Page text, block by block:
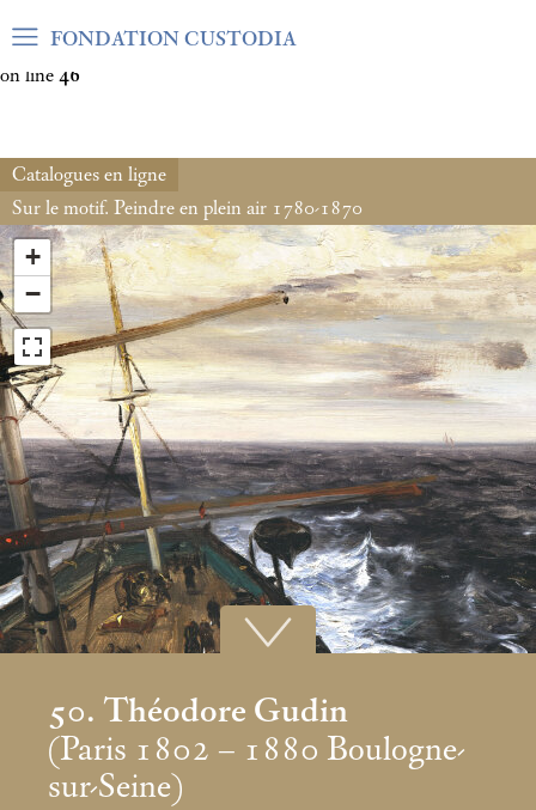
Warning: Undefined array key "var_mode" in
on line 46
FONDATION CUSTODIA
Catalogues en ligne
Sur le motif. Peindre en plein air 1780-1870
+
−
50. Théodore Gudin
(Paris 1802 – 1880 Boulogne-
sur-Seine)